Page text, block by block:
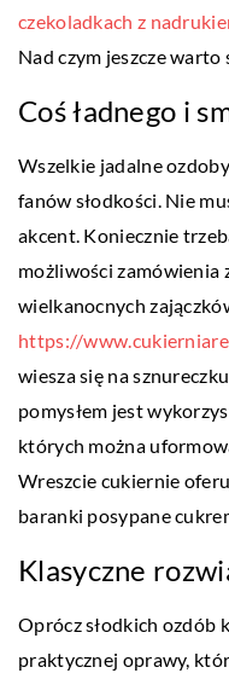
czekoladkach z
Nad czym jeszcze warto
Coś ładnego i
Wszelkie jadalne
fanów słodkości. Nie
akcent. Koniecznie
możliwości zamówienia
wielkanocnych
https://
wiesza się na
pomysłem jest
których można
Wreszcie cukiernie
baranki posypane
Klasyczne
Oprócz słodkich ozdób
praktycznej oprawy,